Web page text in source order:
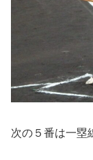
次の５番は一塁